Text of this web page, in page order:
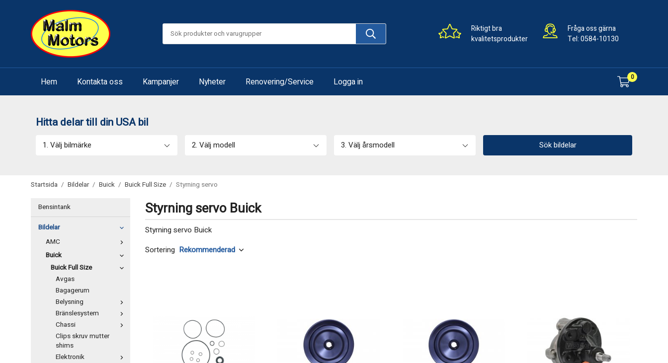
Riktigt bra
kvalitetsprodukter
Fråga oss gärna
Tel:0584-10130
Hem Kontakta oss Kampanjer Nyheter Renovering/Service Logga in 0
Hitta delar till din USA bil
1. Välj bilmärke 2. Välj modell 3. Välj årsmodell Sök bildelar
Startsida / Bildelar / Buick / Buick Full Size / Styrning servo
Bensintank
Bildelar
AMC
Buick
Buick Full Size
Avgas
Bagagerum
Belysning
Bränslesystem
Chassi
Clips skruv mutter
shims
Elektronik
Styrning servo Buick
Styrning servo Buick
Sortering